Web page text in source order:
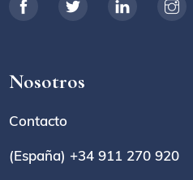
Nosotros
Contacto
(España) +34 911 270 920